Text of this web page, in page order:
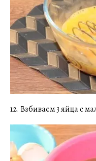
12. Взбиваем 3 яйца с